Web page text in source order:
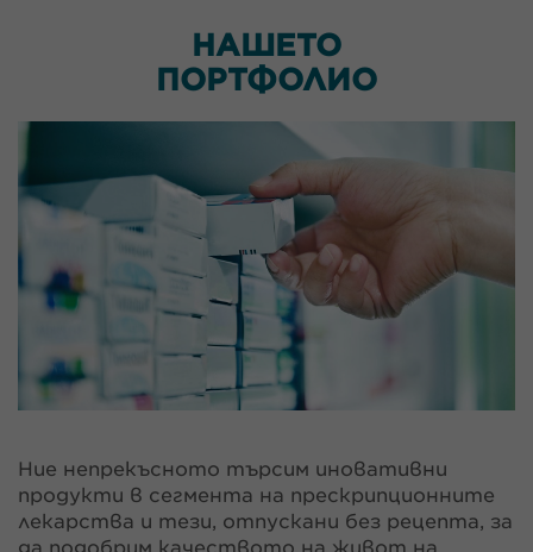
НАШЕТО
ПОРТФОЛИО
Ние непрекъсното търсим иновативни
продукти в сегмента на прескрипционните
лекарства и тези, отпускани без рецепта, за
да подобрим качеството на живот на